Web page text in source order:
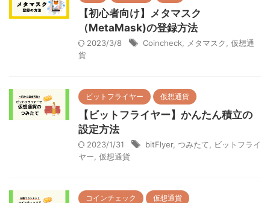
【初心者向け】メタマスク
（MetaMask)の登録方法
2023/3/8 Coincheck メタマスク
仮想通
貨
ビットフライヤー 仮想通貨
【ビットフライヤー】かんたん積立の
設定方法
2023/1/31 bitFlyer, つみたて
ビットフライ
ヤー 仮想通貨
コインチェック 仮想通貨